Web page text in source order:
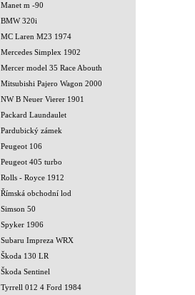
Manet m -90
BMW 320i
MC Laren M23 1974
Mercedes Simplex 1902
Mercer model 35 Race Abouth
Mitsubishi Pajero Wagon 2000
NW B Neuer Vierer 1901
Packard Laundaulet
Pardubický zámek
Peugeot 106
Peugeot 405 turbo
Rolls - Royce 1912
Římská obchodní lod
Simson 50
Spyker 1906
Subaru Impreza WRX
Škoda 130 LR
Škoda Sentinel
Tyrrell 012 4 Ford 1984